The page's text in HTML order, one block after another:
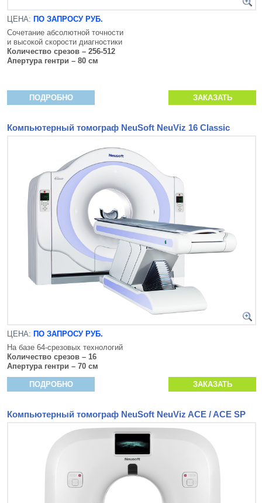
ЦЕНА: ПО ЗАПРОСУ РУБ.
Сочетание абсолютной точности
и высокой скорости диагностики
Количество срезов – 256-512
Апертура гентри – 80 см
ПОДРОБНО ЗАКАЗАТЬ
Компьютерный томограф NeuSoft NeuViz 16 Classic
ЦЕНА: ПО ЗАПРОСУ РУБ.
На базе 64-срезовых технологий
Количество срезов – 16
Апертура гентри – 70 см
ПОДРОБНО ЗАКАЗАТЬ
Компьютерный томограф NeuSoft NeuViz ACE / ACE SP